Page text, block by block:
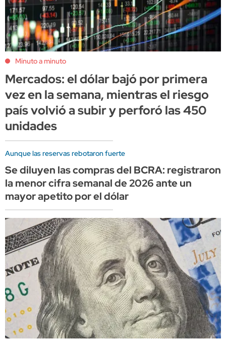
Minuto a minuto
Mercados: el dólar bajó por primera
vez en la semana, mientras el riesgo
país volvió a subir y perforó las 450
unidades
Aunque las reservas rebotaron fuerte
Se diluyen las compras del BCRA: registraron
la menor cifra semanal de 2026 ante un
mayor apetito por el dólar